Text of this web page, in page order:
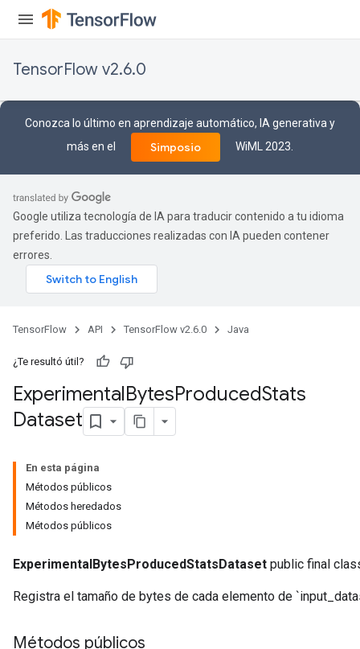
TensorFlow v2.6.0
Conozca lo último en aprendizaje automático, IA generativa y
más en el
Simposio WiML 2023.
Google utiliza tecnología de IA para traducir contenido a tu idioma
preferido. Las traducciones realizadas con IA pueden contener
errores.
TensorFlow API TensorFlow v2.6.0 Java
¿Te resultó útil?
ExperimentalBytesProducedStats
Dataset
En esta página
Métodos públicos
Métodos heredados
Métodos públicos
ExperimentalBytesProducedStatsDataset public final
Registra el tamaño de bytes de cada elemento de
Métodos públicos